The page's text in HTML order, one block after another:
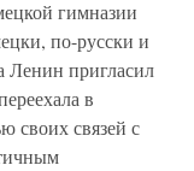
гимназии
по-русски и
Ленин пригласил
в
своих связей с